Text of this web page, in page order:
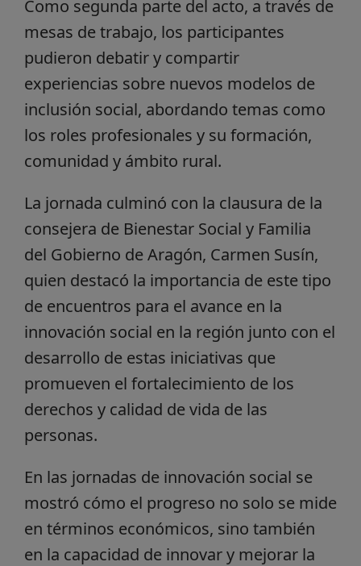
Como segunda parte del acto, a través de
mesas de trabajo, los participantes
pudieron debatir y compartir
experiencias sobre nuevos modelos de
inclusión social, abordando temas como
los roles profesionales y su formación,
comunidad y ámbito rural.
La jornada culminó con la clausura de la
consejera de Bienestar Social y Familia
del Gobierno de Aragón, Carmen Susín,
quien destacó la importancia de este tipo
de encuentros para el avance en la
innovación social en la región junto con el
desarrollo de estas iniciativas que
promueven el fortalecimiento de los
derechos y calidad de vida de las
personas.
En las jornadas de innovación social se
mostró cómo el progreso no solo se mide
en términos económicos, sino también
en la capacidad de innovar y mejorar la